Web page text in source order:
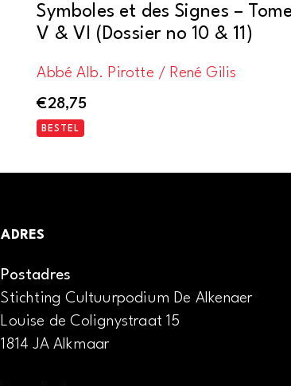
Symboles et des Signes – Tome
V & VI (Dossier no 10 & 11)
Abbé Alb. Pirotte / René Gilis
€28,75
BESTEL
ADRES
Postadres
Stichting Cultuurpodium De Alkenaer
Louise de Colignystraat 15
1814 JA Alkmaar